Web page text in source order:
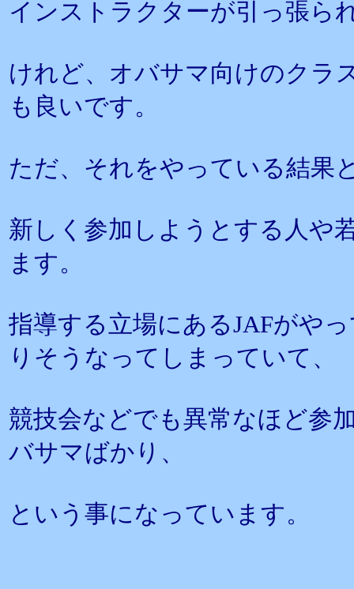
インストラクターが引っ張ら
けれど、オバサマ向けのクラ
も良いです。
ただ、それをやっている結果
新しく参加しようとする人や
ます。
指導する立場にあるJAFがや
りそうなってしまっていて、
競技会などでも異常なほど参
バサマばかり、
という事になっています。